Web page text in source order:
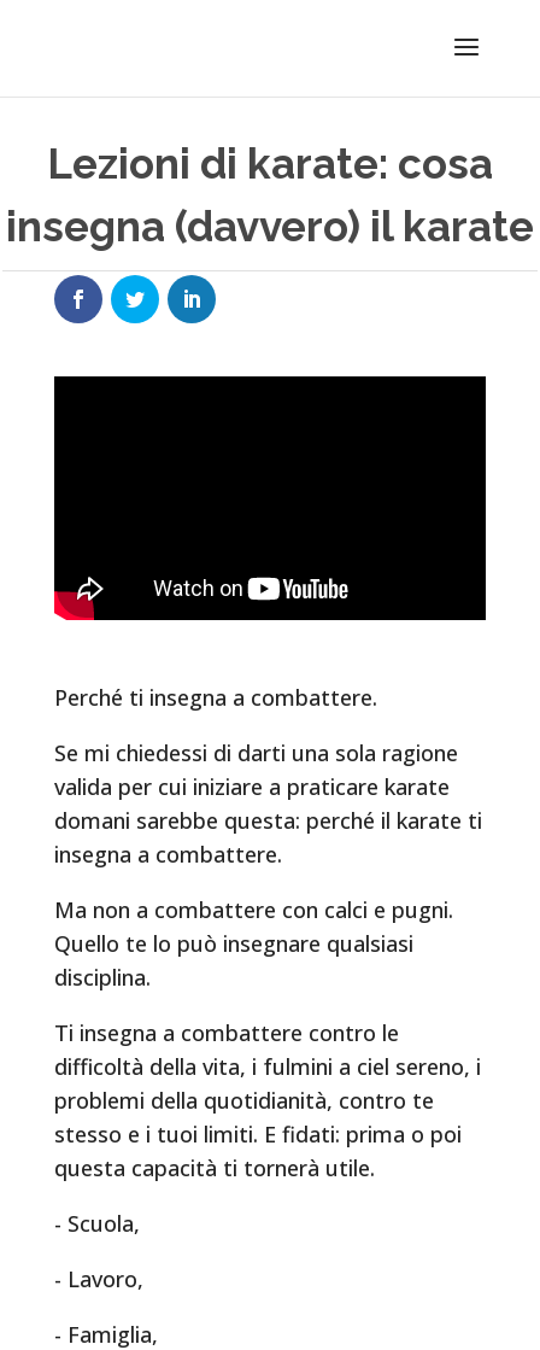
Lezioni di karate: cosa
insegna (davvero) il karate
Perché ti insegna a combattere.
Se mi chiedessi di darti una sola ragione
valida per cui iniziare a praticare karate
domani sarebbe questa: perché il karate ti
insegna a combattere.
Ma non a combattere con calci e pugni.
Quello te lo può insegnare qualsiasi
disciplina.
Ti insegna a combattere contro le
difficoltà della vita, i fulmini a ciel sereno, i
problemi della quotidianità, contro te
stesso e i tuoi limiti. E fidati: prima o poi
questa capacità ti tornerà utile.
- Scuola,
- Lavoro,
- Famiglia,